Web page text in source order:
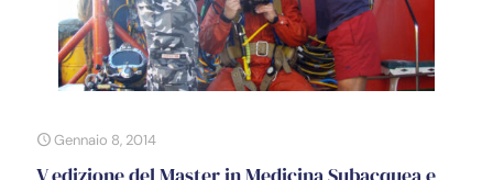
Gennaio 8, 2014